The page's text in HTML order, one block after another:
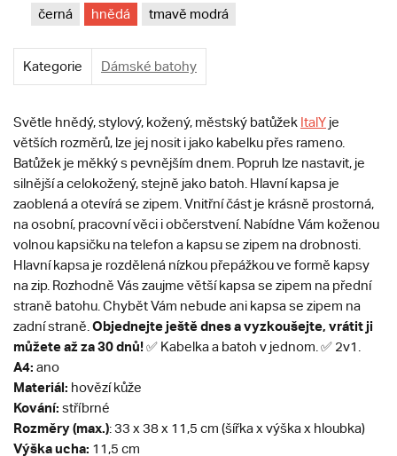
černá hnědá tmavě modrá
Kategorie Dámské batohy
Světle hnědý, stylový, kožený, městský batůžek ItalY je
větších rozměrů, lze jej nosit i jako kabelku přes rameno.
Batůžek je měkký s pevnějším dnem. Popruh lze nastavit, je
silnější a celokožený, stejně jako batoh. Hlavní kapsa je
zaoblená a otevírá se zipem. Vnitřní část je krásně prostorná,
na osobní, pracovní věci i občerstvení. Nabídne Vám koženou
volnou kapsičku na telefon a kapsu se zipem na drobnosti.
Hlavní kapsa je rozdělená nízkou přepážkou ve formě kapsy
na zip. Rozhodně Vás zaujme větší kapsa se zipem na přední
straně batohu. Chybět Vám nebude ani kapsa se zipem na
zadní straně. Objednejte ještě dnes a vyzkoušejte, vrátit ji
můžete až za 30 dnů!✅ Kabelka a batoh v jednom. ✅ 2v1.
A4: ano
Materiál: hovězí kůže
Kování: stříbrné
Rozměry (max.): 33 x 38 x 11,5 cm (šířka x výška x hloubka)
Výška ucha: 11,5 cm